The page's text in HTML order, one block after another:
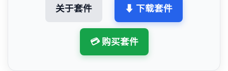
关于套件 ⬇ 下载套件
💳 购买套件